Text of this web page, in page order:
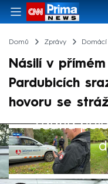
Domů Zprávy Domácí
Násilí v
Pardubicích
hovoru se
Žádná